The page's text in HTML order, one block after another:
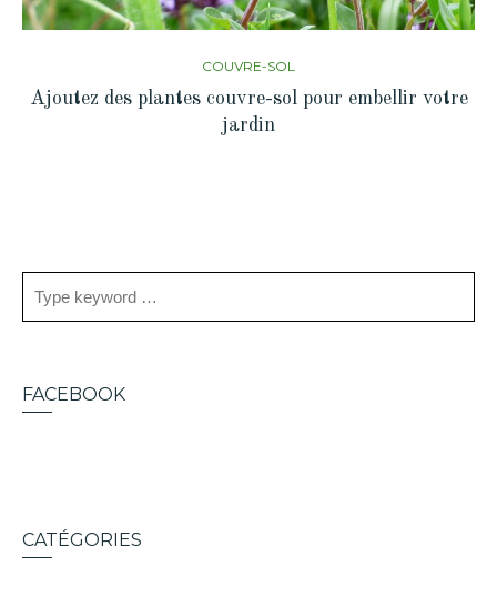
COUVRE-SOL
Ajoutez des plantes couvre-sol pour embellir votre
jardin
FACEBOOK
CATÉGORIES